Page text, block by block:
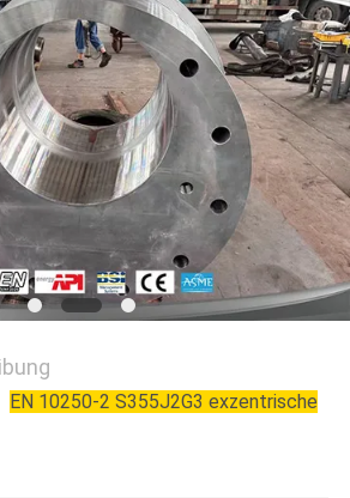
EN 10250-2 S355J2G3 exzentrische